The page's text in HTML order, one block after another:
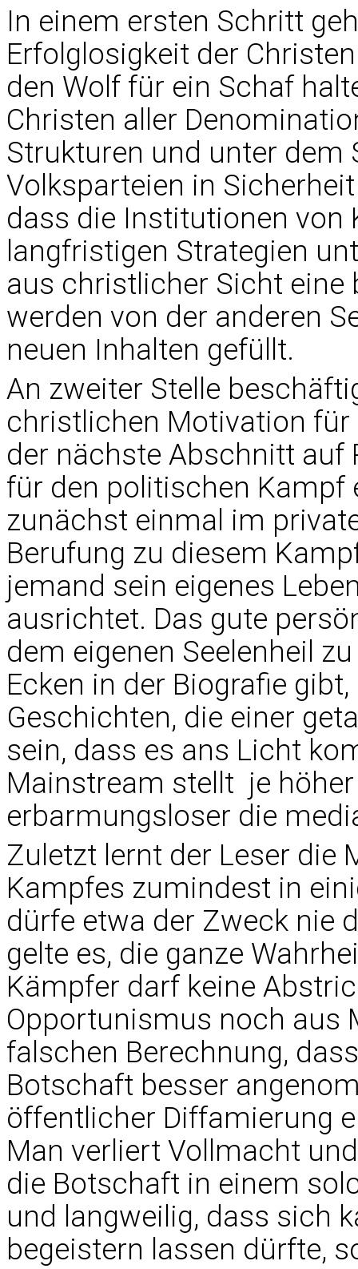
In einem ersten Schritt
Erfolglosigkeit der
den Wolf für ein Schaf
Christen aller
Strukturen und unter
Volksparteien in
dass die Institutionen
langfristigen Strategien
aus christlicher Sicht eine
werden von der anderen
neuen Inhalten gefüllt.
An zweiter Stelle
christlichen Motivation
der nächste Abschnitt auf
für den politischen
zunächst einmal im
Berufung zu diesem
jemand sein eigenes
ausrichtet. Das gute
dem eigenen Seelenheil
Ecken in der Biografie
Geschichten, die einer
sein, dass es ans Licht
Mainstream stellt  je
erbarmungsloser die
Zuletzt lernt der Leser die
Kampfes zumindest in
dürfe etwa der Zweck nie
gelte es, die ganze
Kämpfer darf keine
Opportunismus noch aus
falschen Berechnung,
Botschaft besser
öffentlicher Diffamierung
Man verliert Vollmacht
die Botschaft in einem
und langweilig, dass sich
begeistern lassen dürfte,